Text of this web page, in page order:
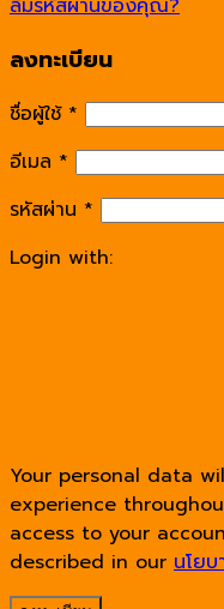
ลืมรหัสผ่านของคุณ?
ลงทะเบียน
ชื่อผู้ใช้ *
อีเมล *
รหัสผ่าน *
Login with:
Your personal data
experience
access to your
described in our นโย